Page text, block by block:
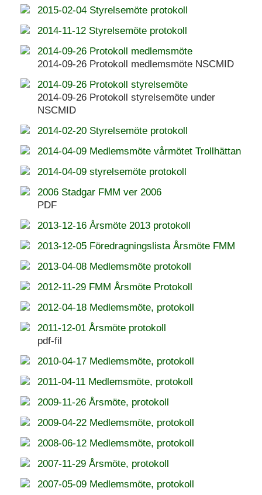
2015-02-04 Styrelsemöte protokoll
2014-11-12 Styrelsemöte protokoll
2014-09-26 Protokoll medlemsmöte
2014-09-26 Protokoll medlemsmöte NSCMID
2014-09-26 Protokoll styrelsemöte
2014-09-26 Protokoll styrelsemöte under
NSCMID
2014-02-20 Styrelsemöte protokoll
2014-04-09 Medlemsmöte vårmötet Trollhättan
2014-04-09 styrelsemöte protokoll
2006 Stadgar FMM ver 2006
PDF
2013-12-16 Årsmöte 2013 protokoll
2013-12-05 Föredragningslista Årsmöte FMM
2013-04-08 Medlemsmöte protokoll
2012-11-29 FMM Årsmöte Protokoll
2012-04-18 Medlemsmöte, protokoll
2011-12-01 Årsmöte protokoll
pdf-fil
2010-04-17 Medlemsmöte, protokoll
2011-04-11 Medlemsmöte, protokoll
2009-11-26 Årsmöte, protokoll
2009-04-22 Medlemsmöte, protokoll
2008-06-12 Medlemsmöte, protokoll
2007-11-29 Årsmöte, protokoll
2007-05-09 Medlemsmöte, protokoll